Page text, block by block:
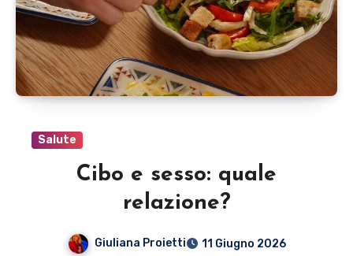
Salute
Cibo e sesso: quale
relazione?
Giuliana Proietti
11 Giugno 2026